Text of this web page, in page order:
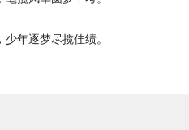
年逐梦尽揽佳绩。